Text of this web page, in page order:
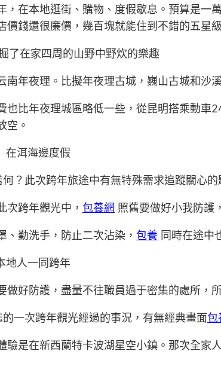
，在本地逛街、購物、度假歇息。預算是
價錢還很廉價，幾百塊就能住到不錯的五星
了在家四周的山野中野炊的樂趣
南年夜理。比擬年夜理古城，巍山古城和沙
也比年夜理城區略低一些，從昆明搭乘動車
空。
在洱海邊度假
？此次跨年旅途中有無特殊需求追蹤關心的
次跨年觀光中， 包養網 照舊要做好小我防護
、勤洗手，防止二次沾染， 包養 同時在途中
地人一同跨年
做好防護，盡量不往職員過于密集的處所，
一次跨年觀光經過的事況，有無經典畫面包
驗是在新西蘭特卡波湖星空小鎮。那次全